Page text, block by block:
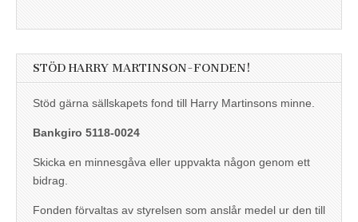
STÖD HARRY MARTINSON-FONDEN!
Stöd gärna sällskapets fond till Harry Martinsons minne.
Bankgiro 5118-0024
Skicka en minnesgåva eller uppvakta någon genom ett
bidrag.
Fonden förvaltas av styrelsen som anslår medel ur den till